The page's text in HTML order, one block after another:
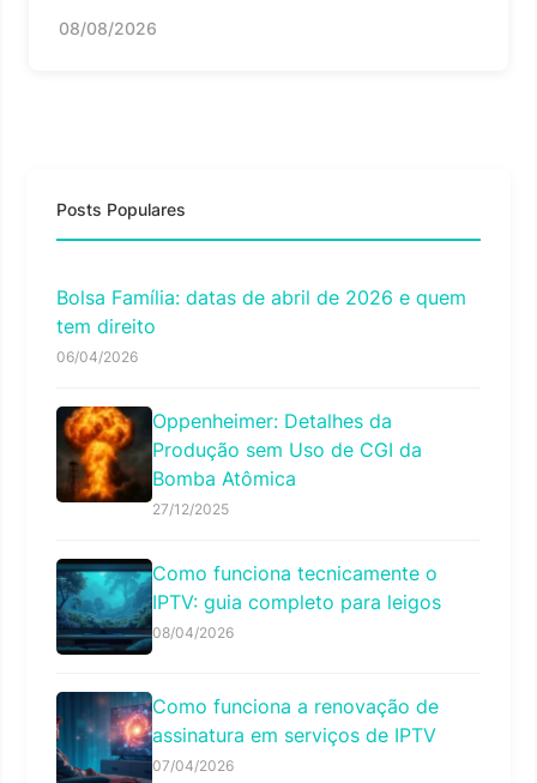
08/08/2026
Posts Populares
Bolsa Família: datas de abril de 2026 e quem
tem direito
06/04/2026
Oppenheimer: Detalhes da
Produção sem Uso de CGI da
Bomba Atômica
27/12/2025
Como funciona tecnicamente o
IPTV: guia completo para leigos
08/04/2026
Como funciona a renovação de
assinatura em serviços de IPTV
07/04/2026